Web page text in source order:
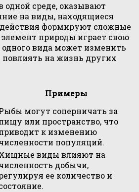
среде, оказывают
на виды, находящиеся
формируют сложные
природы играет свою
одного вида может изменить
повлиять на жизнь других
Примеры
могут соперничать за
или пространство, что
к изменению
популяций.
виды влияют на
добычи,
ее количество и